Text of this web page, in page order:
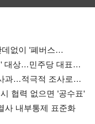
없이 '폐버스
대상…민주당 대표로
과…적극적 조사로
협력 없으면 '공수표'
사 내부통제 표준화